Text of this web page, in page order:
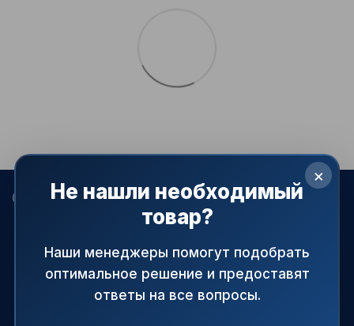
068 022-80-81 099 387-28-27
063 077-69-11
093 971-98-73
Контакты
Полная версия сайта
АРМАПРАЙМ — официальный поставщик
×
Не нашли необходимый
товар?
Наши менеджеры помогут подобрать
оптимальное решение и предоставят
ответы на все вопросы.